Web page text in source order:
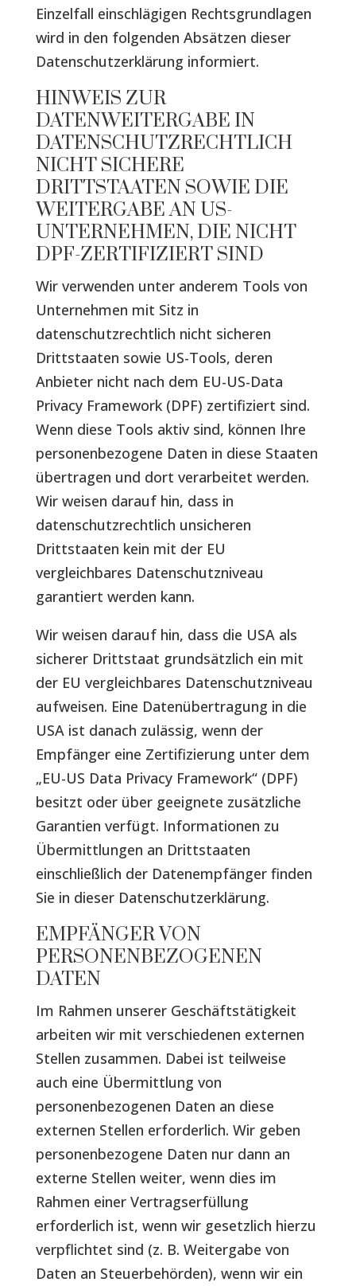
Einzelfall einschlägigen Rechtsgrundlagen
wird in den folgenden Absätzen dieser
Datenschutzerklärung informiert.
HINWEIS ZUR
DATENWEITERGABE IN
DATENSCHUTZRECHTLICH
NICHT SICHERE
DRITTSTAATEN SOWIE DIE
WEITERGABE AN US-
UNTERNEHMEN, DIE NICHT
DPF-ZERTIFIZIERT SIND
Wir verwenden unter anderem Tools von
Unternehmen mit Sitz in
datenschutzrechtlich nicht sicheren
Drittstaaten sowie US-Tools, deren
Anbieter nicht nach dem EU-US-Data
Privacy Framework (DPF) zertifiziert sind.
Wenn diese Tools aktiv sind, können Ihre
personenbezogene Daten in diese Staaten
übertragen und dort verarbeitet werden.
Wir weisen darauf hin, dass in
datenschutzrechtlich unsicheren
Drittstaaten kein mit der EU
vergleichbares Datenschutzniveau
garantiert werden kann.
Wir weisen darauf hin, dass die USA als
sicherer Drittstaat grundsätzlich ein mit
der EU vergleichbares Datenschutzniveau
aufweisen. Eine Datenübertragung in die
USA ist danach zulässig, wenn der
Empfänger eine Zertifizierung unter dem
„EU-US Data Privacy Framework“ (DPF)
besitzt oder über geeignete zusätzliche
Garantien verfügt. Informationen zu
Übermittlungen an Drittstaaten
einschließlich der Datenempfänger finden
Sie in dieser Datenschutzerklärung.
EMPFÄNGER VON
PERSONENBEZOGENEN
DATEN
Im Rahmen unserer Geschäftstätigkeit
arbeiten wir mit verschiedenen externen
Stellen zusammen. Dabei ist teilweise
auch eine Übermittlung von
personenbezogenen Daten an diese
externen Stellen erforderlich. Wir geben
personenbezogene Daten nur dann an
externe Stellen weiter, wenn dies im
Rahmen einer Vertragserfüllung
erforderlich ist, wenn wir gesetzlich hierzu
verpflichtet sind (z. B. Weitergabe von
Daten an Steuerbehörden), wenn wir ein